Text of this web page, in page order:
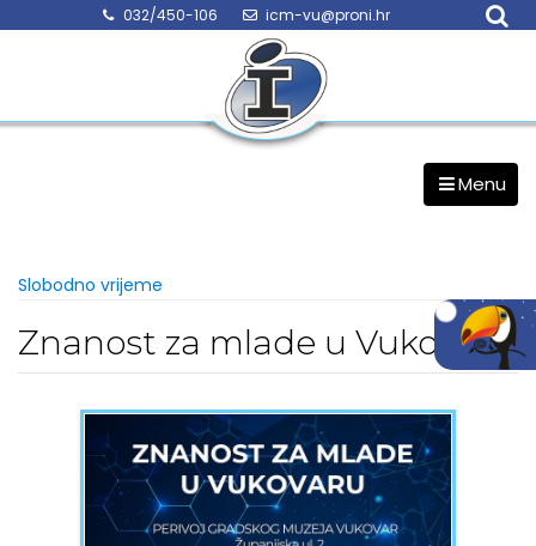
032/450-106 icm-vu@proni.hr
Menu
Slobodno vrijeme
Znanost za mlade u Vukovaru